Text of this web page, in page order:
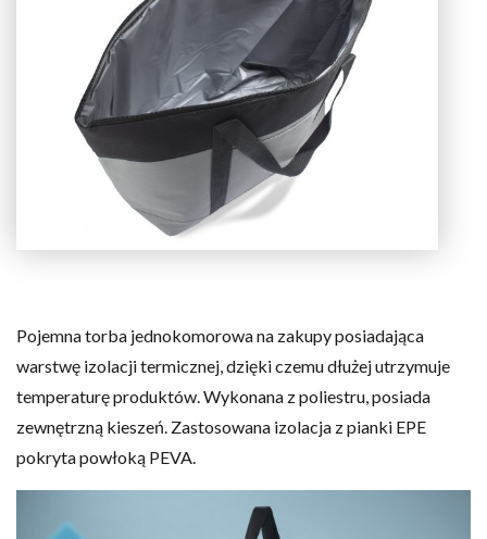
Pojemna torba jednokomorowa na zakupy posiadająca
warstwę izolacji termicznej, dzięki czemu dłużej utrzymuje
temperaturę produktów. Wykonana z poliestru, posiada
zewnętrzną kieszeń. Zastosowana izolacja z pianki EPE
pokryta powłoką PEVA.